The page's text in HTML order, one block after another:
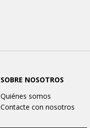
SOBRE NOSOTROS
Quiénes somos
Contacte con nosotros